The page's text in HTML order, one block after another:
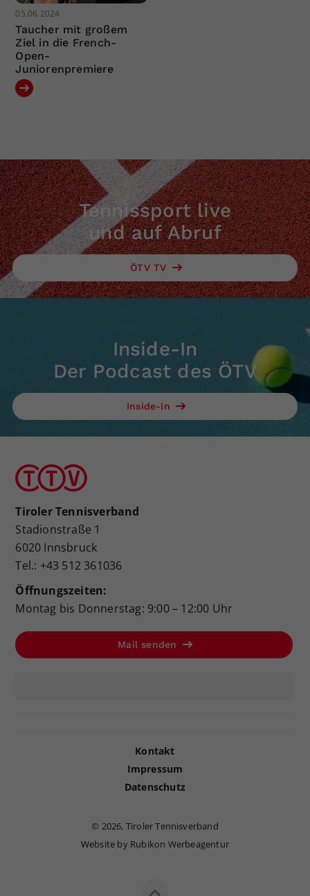
05.06.2024
Taucher mit großem
Ziel in die French-
Open-
Juniorenpremiere
Tennissport live
und auf Abruf
ÖTV TV
Inside-In
Der Podcast des ÖTV
Inside-In
Tiroler Tennisverband
Stadionstraße 1
6020 Innsbruck
Tel.: +43 512 361036
Öffnungszeiten:
Montag bis Donnerstag: 9:00 – 12:00 Uhr
Mail senden
Kontakt
Impressum
Datenschutz
© 2026, Tiroler Tennisverband
Website by Rubikon Werbeagentur